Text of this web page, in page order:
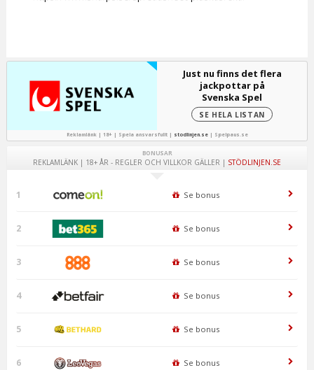
Just nu finns det flera
jackpottar på
Svenska Spel
SE HELA LISTAN
Reklamlänk | 18+ | Spela ansvarsfullt | stodlinjen.se| Spelpaus.se
BONUSAR
REKLAMLÄNK | 18+ ÅR - REGLER OCH VILLKOR GÄLLER | STÖDLINJEN.SE
1 Se bonus
2 Se bonus
3 Se bonus
4 Se bonus
5 Se bonus
6 Se bonus